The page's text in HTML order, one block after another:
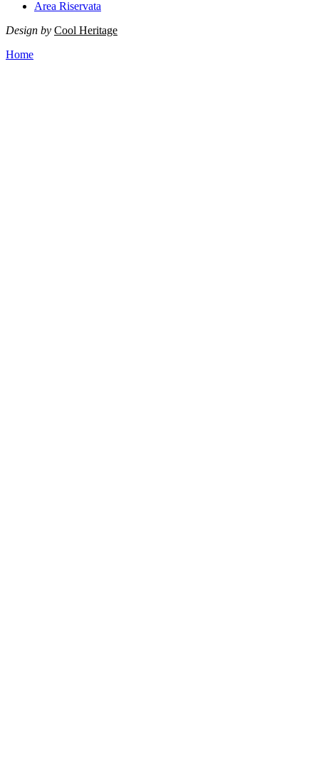
Area Riservata
Design by Cool Heritage
Home